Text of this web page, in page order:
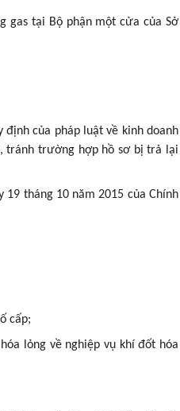
gas tại Bộ phận một cửa của Sở
của pháp luật về kinh doanh
tránh trường hợp hồ sơ bị trả lại
tháng 10 năm 2015 của Chính
cấp;
lỏng về nghiệp vụ khí đốt hóa